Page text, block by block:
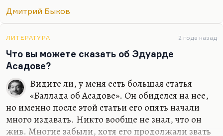
безусловно. Сужу я об этом прежде всего по
студентов, славистов. Так что нет, я не думал
бросить то, что я там прожил и то, что я там
видел и сделал. Иной вопрос, что писать по-
английски я, конечно, буду. От этого никуда не
денешься. Писание на английском делает речь
более четкой. Переводить с английского я буду
много. Вот «Март» переведу Кунищака, буду
«Сорделло» заканчивать. Конечно, я…
Дмитрий Быков
ЛИТЕРАТУРА 2 года назад
Что вы можете сказать об Эдуарде
Асадове?
Видите ли, у меня есть большая статья
«Баллада об Асадове». Он обиделся на нее,
но именно после этой статьи его опять начали
много издавать. Никто вообще не знал, что он
жив. Многие забыли, хотя его продолжали звать